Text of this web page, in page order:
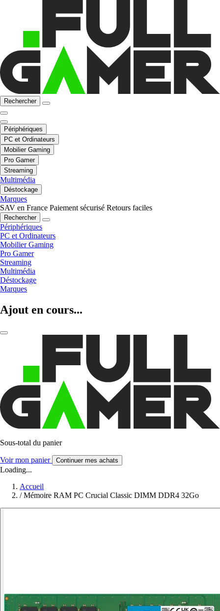
Rechercher
Périphériques
PC et Ordinateurs
Mobilier Gaming
Pro Gamer
Streaming
Multimédia
Déstockage
Marques
SAV en France Paiement sécurisé Retours faciles
Rechercher
Périphériques
PC et Ordinateurs
Mobilier Gaming
Pro Gamer
Streaming
Multimédia
Déstockage
Marques
Ajout en cours...
Sous-total du panier
Voir mon panier Continuer mes achats
Loading...
Accueil
/ Mémoire RAM PC Crucial Classic DIMM DDR4 32Go